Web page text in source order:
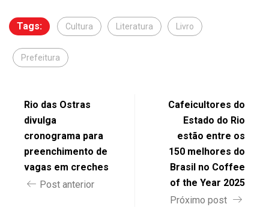
Tags: Cultura Literatura Livro
Prefeitura
Rio das Ostras
divulga
cronograma para
preenchimento de
vagas em creches
Post anterior
Cafeicultores do
Estado do Rio
estão entre os
150 melhores do
Brasil no Coffee
of the Year 2025
Próximo post